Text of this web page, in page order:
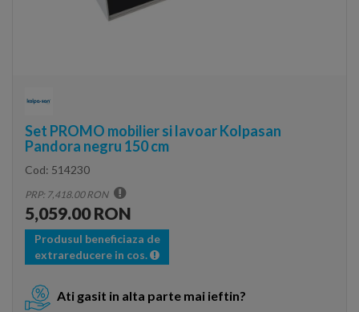
Set PROMO mobilier si lavoar Kolpasan
Pandora negru 150 cm
Cod: 514230
PRP: 7,418.00 RON
5,059.00 RON
Produsul beneficiaza de
extrareducere in cos.
Ati gasit in alta parte mai ieftin?